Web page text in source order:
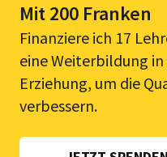
Mit 200 Franken
Finanziere ich 17
eine Weiterbildung
Erziehung, um die
verbessern.